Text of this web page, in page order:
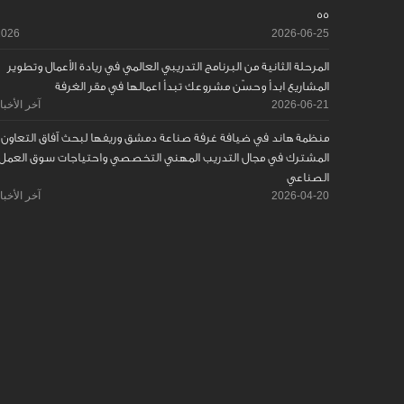
55
2026-06-25
المرحلة الثانية من البرنامج التدريبي العالمي في ريادة الأعمال وتطوير
المشاريع ابدأ وحسّن مشروعك تبدأ اعمالها في مقر الغرفة
2026-06-21 آخر
منظمة هاند في ضيافة غرفة صناعة دمشق وريفها لبحث آفاق التعاون
المشترك في مجال التدريب المهني التخصصي واحتياجات سوق
الصناعي
2026-04-20 آخر